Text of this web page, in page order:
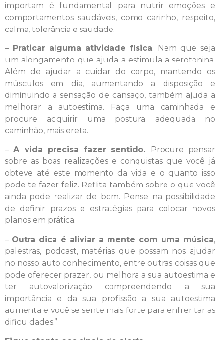
importam é fundamental para nutrir emoções e
comportamentos saudáveis, como carinho, respeito,
calma, tolerância e saudade.
– Praticar alguma atividade física. Nem que seja
um alongamento que ajuda a estimula a serotonina.
Além de ajudar a cuidar do corpo, mantendo os
músculos em dia, aumentando a disposição e
diminuindo a sensação de cansaço, também ajuda a
melhorar a autoestima. Faça uma caminhada e
procure adquirir uma postura adequada no
caminhão, mais ereta.
–A vida precisa fazer sentido.
Procure pensar
sobre as boas realizações e conquistas que você já
obteve até este momento da vida e o quanto isso
pode te fazer feliz. Reflita também sobre o que você
ainda pode realizar de bom. Pense na possibilidade
de definir prazos e estratégias para colocar novos
planos em prática.
– Outra dica é aliviar a mente com uma música,
palestras, podcast, matérias que possam nos ajudar
no nosso auto conhecimento, entre outras coisas que
pode oferecer prazer, ou melhora a sua autoestima e
ter autovalorização compreendendo a sua
importância e da sua profissão a sua autoestima
aumenta e você se sente mais forte para enfrentar as
dificuldades.”